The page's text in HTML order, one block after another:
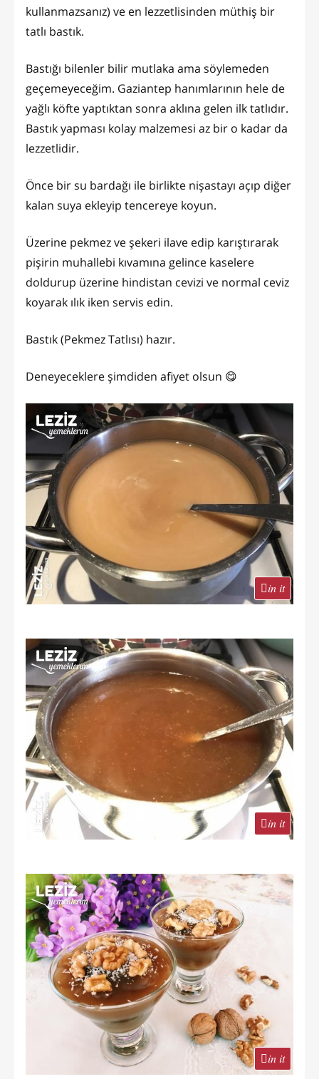
kullanmazsanız) ve en lezzetlisinden müthiş bir
tatlı bastık.
Bastığı bilenler bilir mutlaka ama söylemeden
geçemeyeceğim. Gaziantep hanımlarının hele de
yağlı köfte yaptıktan sonra aklına gelen ilk tatlıdır.
Bastık yapması kolay malzemesi az bir o kadar da
lezzetlidir.
Önce bir su bardağı ile birlikte nişastayı açıp diğer
kalan suya ekleyip tencereye koyun.
Üzerine pekmez ve şekeri ilave edip karıştırarak
pişirin muhallebi kıvamına gelince kaselere
doldurup üzerine hindistan cevizi ve normal ceviz
koyarak ılık iken servis edin.
Bastık (Pekmez Tatlısı) hazır.
Deneyeceklere şimdiden afiyet olsun 😋
in it
in it
in it